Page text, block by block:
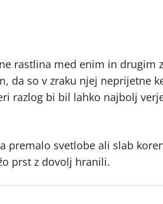
rastlina med enim in drugim
da so v zraku njej neprijetne
razlog bi bil lahko najbolj
premalo svetlobe ali slab
prst z dovolj hranili.